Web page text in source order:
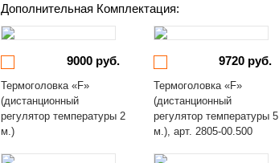
Дополнительная Комплектация:
9000 руб.
Термоголовка «F»
(дистанционный
регулятор температуры 2
м.)
9720 руб.
Термоголовка «F»
(дистанционный
регулятор температуры 5
м.), арт. 2805-00.500